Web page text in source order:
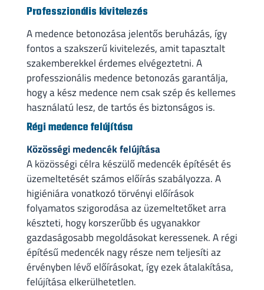
Professzionális kivitelezés
A medence betonozása jelentős beruházás, így
fontos a szakszerű kivitelezés, amit tapasztalt
szakemberekkel érdemes elvégeztetni. A
professzionális medence betonozás garantálja,
hogy a kész medence nem csak szép és kellemes
használatú lesz, de tartós és biztonságos is.
Régi medence felújítása
Közösségi medencék felújítása
A közösségi célra készülő medencék építését és
üzemeltetését számos előírás szabályozza. A
higiéniára vonatkozó törvényi előírások
folyamatos szigorodása az üzemeltetőket arra
készteti, hogy korszerűbb és ugyanakkor
gazdaságosabb megoldásokat keressenek. A régi
építésű medencék nagy része nem teljesíti az
érvényben lévő előírásokat, így ezek átalakítása,
felújítása elkerülhetetlen.